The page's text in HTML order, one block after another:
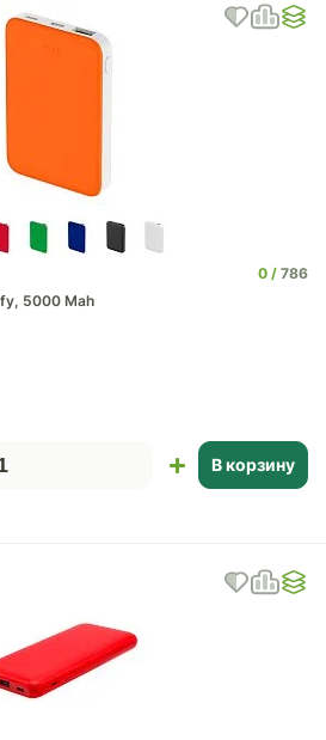
0
786
5000 Mah
В корзину